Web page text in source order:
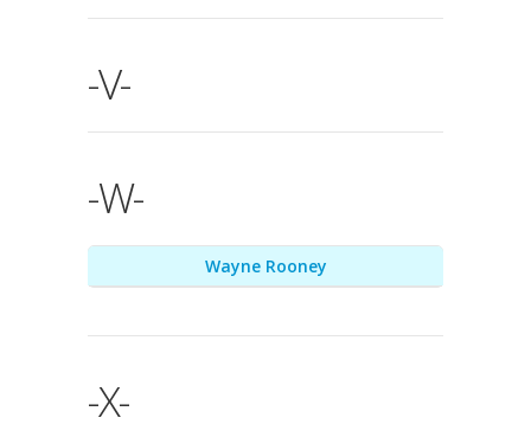
-V-
-W-
Wayne Rooney
-X-